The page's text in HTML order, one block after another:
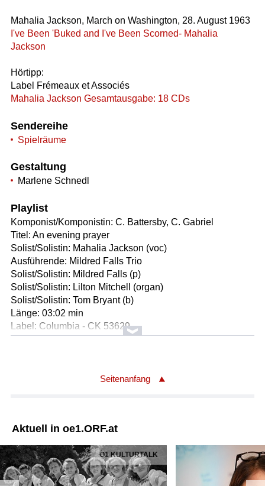
Mahalia Jackson, March on Washington, 28. August 1963
I've Been 'Buked and I've Been Scorned- Mahalia
Jackson
Hörtipp:
Label Frémeaux et Associés
Mahalia Jackson Gesamtausgabe: 18 CDs
Sendereihe
Spielräume
Gestaltung
Marlene Schnedl
Playlist
Komponist/Komponistin: C. Battersby, C. Gabriel
Titel: An evening prayer
Solist/Solistin: Mahalia Jackson (voc)
Ausführende: Mildred Falls Trio
Solist/Solistin: Mildred Falls (p)
Solist/Solistin: Lilton Mitchell (organ)
Solist/Solistin: Tom Bryant (b)
Länge: 03:02 min
Label: Columbia - CK 53629
Solist/Solistin: Mahalia Jackson (voc)
Solist/Solistin: Tom Bryant (b)
Länge: 02:35 min
Label: Columbia - CK 53629
Komponist/Komponistin: Duke Ellington
Seitenanfang
Aktuell in oe1.ORF.at
Ö1 KULTURTALK